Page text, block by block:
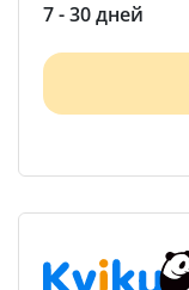
7 - 30 дней